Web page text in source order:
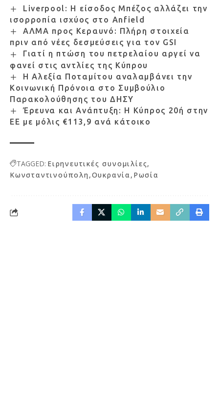
Liverpool: Η είσοδος Μπέζος αλλάζει την
ισορροπία ισχύος στο Anfield
ΑΛΜΑ προς Κεραυνό: Πλήρη στοιχεία
πριν από νέες δεσμεύσεις για τον GSI
Γιατί η πτώση του πετρελαίου αργεί να
φανεί στις αντλίες της Κύπρου
Η Αλεξία Ποταμίτου αναλαμβάνει την
Κοινωνική Πρόνοια στο Συμβούλιο
Παρακολούθησης του ΔΗΣΥ
Έρευνα και Ανάπτυξη: Η Κύπρος 20ή στην
ΕΕ με μόλις €113,9 ανά κάτοικο
TAGGED: Ειρηνευτικές συνομιλίες
Κωνσταντινούπολη Ουκρανία Ρωσία